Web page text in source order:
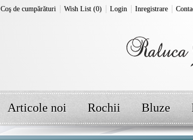
Coş de cumpărături Wish List (0) Login Inregistrare
Articole noi Rochii Bluze